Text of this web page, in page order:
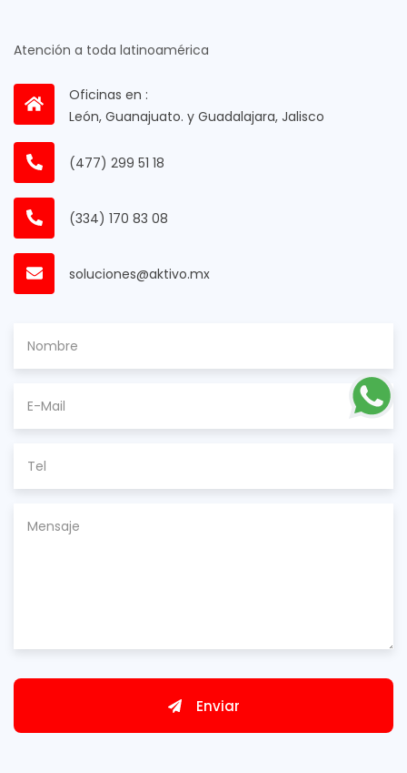
Atención a toda latinoamérica
Oficinas en :
León, Guanajuato. y Guadalajara, Jalisco
(477) 299 51 18
(334) 170 83 08
soluciones@aktivo.mx
Enviar